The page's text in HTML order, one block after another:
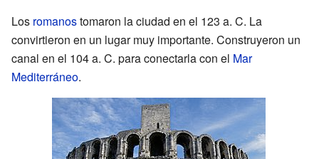
Los romanostomaron la ciudad en el 123 a. C. La
convirtieron en un lugar muy importante. Construyeron un
canal en el 104 a. C. para conectarla con el Mar
Mediterráneo.